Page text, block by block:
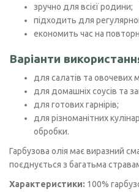
зручно для всієї родини;
підходить для
економить час на
Варіанти
для салатів та овочевих
для домашніх соусів та
для готових гарнірів;
для різноманітних
обробки.
Гарбузова олія має виразний
поєднується з багатьма
Характеристики: 100%